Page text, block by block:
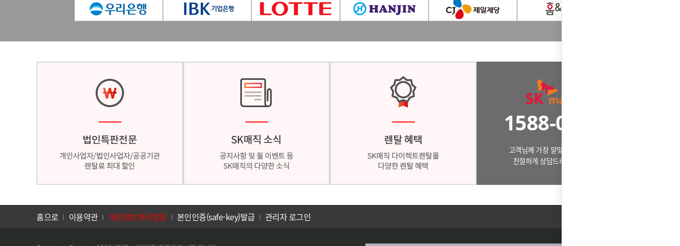
1588-0503
고객님께 가장 알맞은 제품으로
친절하게 상담드리겠습니다.
홈으로 이용약관 개인정보처리방침 본인인증(safe-key)발급 관리자 로그인